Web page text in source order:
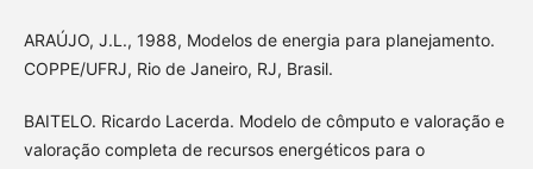
ARAÚJO, J.L., 1988, Modelos de energia para planejamento.
COPPE/UFRJ, Rio de Janeiro, RJ, Brasil.
BAITELO. Ricardo Lacerda. Modelo de cômputo e valoração e
valoração completa de recursos energéticos para o